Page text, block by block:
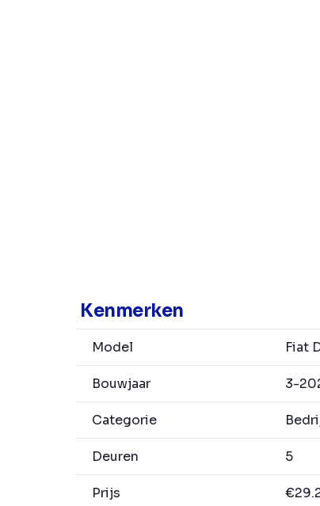
Kenmerken
Model Fiat
Bouwjaar 3-
Categorie
Deuren 5
Prijs